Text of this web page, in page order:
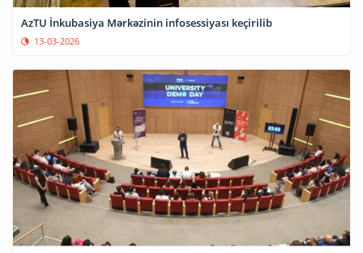
AzTU İnkubasiya Mərkəzinin infosessiyası keçirilib
13-03-2026